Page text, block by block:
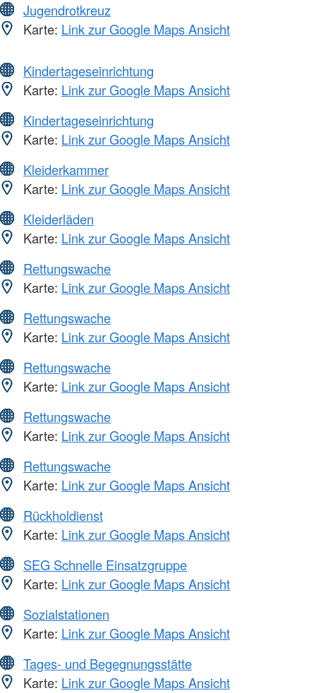
Jugendrotkreuz
Karte: Link zur Google Maps Ansicht
Kindertageseinrichtung
Karte: Link zur Google Maps Ansicht
Kindertageseinrichtung
Karte: Link zur Google Maps Ansicht
Kleiderkammer
Karte: Link zur Google Maps Ansicht
Kleiderläden
Karte: Link zur Google Maps Ansicht
Rettungswache
Karte: Link zur Google Maps Ansicht
Rettungswache
Karte: Link zur Google Maps Ansicht
Rettungswache
Karte: Link zur Google Maps Ansicht
Rettungswache
Karte: Link zur Google Maps Ansicht
Rettungswache
Karte: Link zur Google Maps Ansicht
Rückholdienst
Karte: Link zur Google Maps Ansicht
SEG Schnelle Einsatzgruppe
Karte: Link zur Google Maps Ansicht
Sozialstationen
Karte: Link zur Google Maps Ansicht
Tages- und Begegnungsstätte
Karte: Link zur Google Maps Ansicht